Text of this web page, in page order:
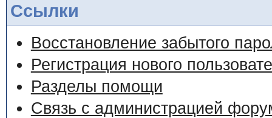
Ссылки
Восстановление забытого
Регистрация нового
Разделы помощи
Связь с администрацией